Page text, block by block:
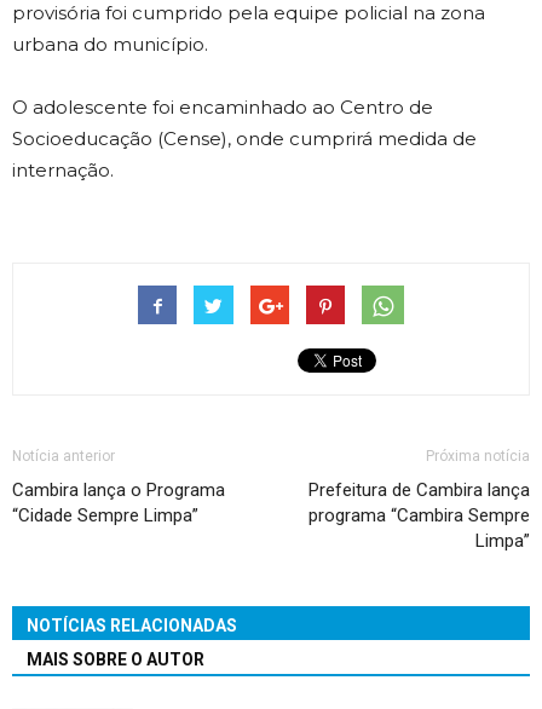
provisória foi cumprido pela equipe policial na zona
urbana do município.
O adolescente foi encaminhado ao Centro de
Socioeducação (Cense), onde cumprirá medida de
internação.
Notícia anterior
Cambira lança o Programa
“Cidade Sempre Limpa”
Próxima notícia
Prefeitura de Cambira lança
programa “Cambira Sempre
Limpa”
NOTÍCIAS RELACIONADAS
MAIS SOBRE O AUTOR